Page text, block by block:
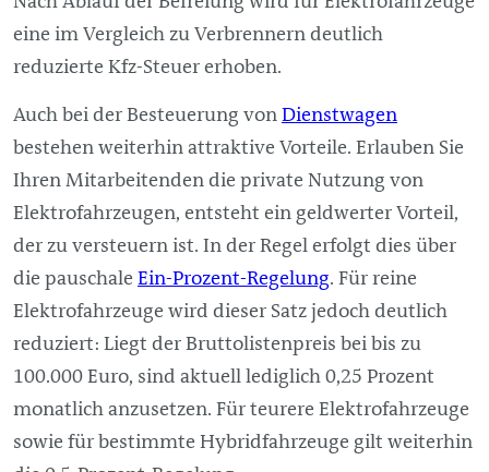
eine im Vergleich zu Verbrennern deutlich
reduzierte Kfz-Steuer erhoben.
Auch bei der Besteuerung vonDienstwagen
bestehen weiterhin attraktive Vorteile. Erlauben Sie
Ihren Mitarbeitenden die private Nutzung von
Elektrofahrzeugen, entsteht ein geldwerter Vorteil,
der zu versteuern ist. In der Regel erfolgt dies über
die pauschale Ein-Prozent-Regelung. Für reine
Elektrofahrzeuge wird dieser Satz jedoch deutlich
reduziert: Liegt der Bruttolistenpreis bei bis zu
100.000 Euro, sind aktuell lediglich 0,25 Prozent
monatlich anzusetzen. Für teurere Elektrofahrzeuge
sowie für bestimmte Hybridfahrzeuge gilt weiterhin